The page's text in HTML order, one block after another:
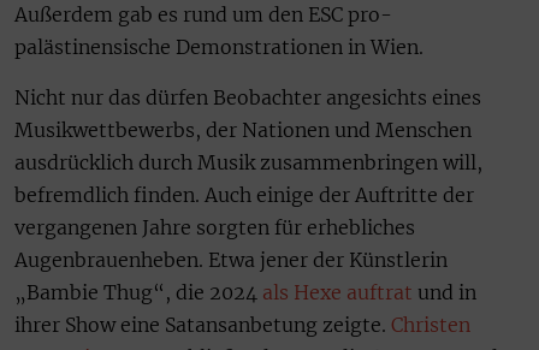
Außerdem gab es rund um den ESC pro-
palästinensische Demonstrationen in Wien.
Nicht nur das dürfen Beobachter angesichts eines
Musikwettbewerbs, der Nationen und Menschen
ausdrücklich durch Musik zusammenbringen will,
befremdlich finden. Auch einige der Auftritte der
vergangenen Jahre sorgten für erhebliches
Augenbrauenheben. Etwa jener der Künstlerin
„Bambie Thug“, die 2024 als Hexe auftrat und in
ihrer Show eine Satansanbetung zeigte. Christen